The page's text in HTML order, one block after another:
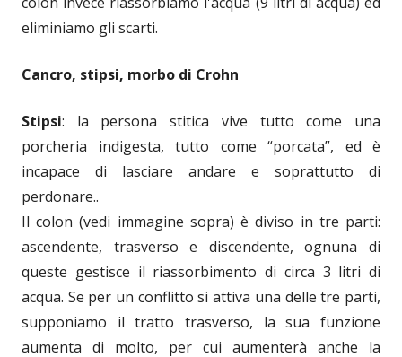
eliminiamo gli scarti.
Cancro, stipsi, morbo di Crohn
Stipsi: la persona stitica vive tutto come una
porcheria indigesta, tutto come “porcata”, ed è
incapace di lasciare andare e soprattutto di
perdonare..
Il colon (vedi immagine sopra) è diviso in tre parti:
ascendente, trasverso e discendente, ognuna di
queste gestisce il riassorbimento di circa 3 litri di
acqua. Se per un conflitto si attiva una delle tre parti,
supponiamo il tratto trasverso, la sua funzione
aumenta di molto, per cui aumenterà anche la